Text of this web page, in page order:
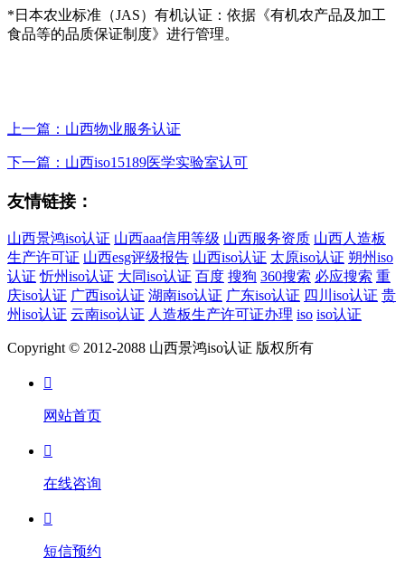
*日本农业标准（JAS）有机认证：依据《有机农产品及加工
食品等的品质保证制度》进行管理。
上一篇：山西物业服务认证
下一篇：山西iso15189医学实验室认可
友情链接：
山西景鸿iso认证 山西aaa信用等级 山西服务资质 山西人造板
生产许可证 山西esg评级报告 山西iso认证 太原iso认证 朔州iso
认证 忻州iso认证 大同iso认证 百度 搜狗 360搜索 必应搜索 重
庆iso认证 广西iso认证 湖南iso认证 广东iso认证 四川iso认证 贵
州iso认证 云南iso认证 人造板生产许可证办理 iso iso认证
Copyright © 2012-2088 山西景鸿iso认证 版权所有

网站首页

在线咨询

短信预约